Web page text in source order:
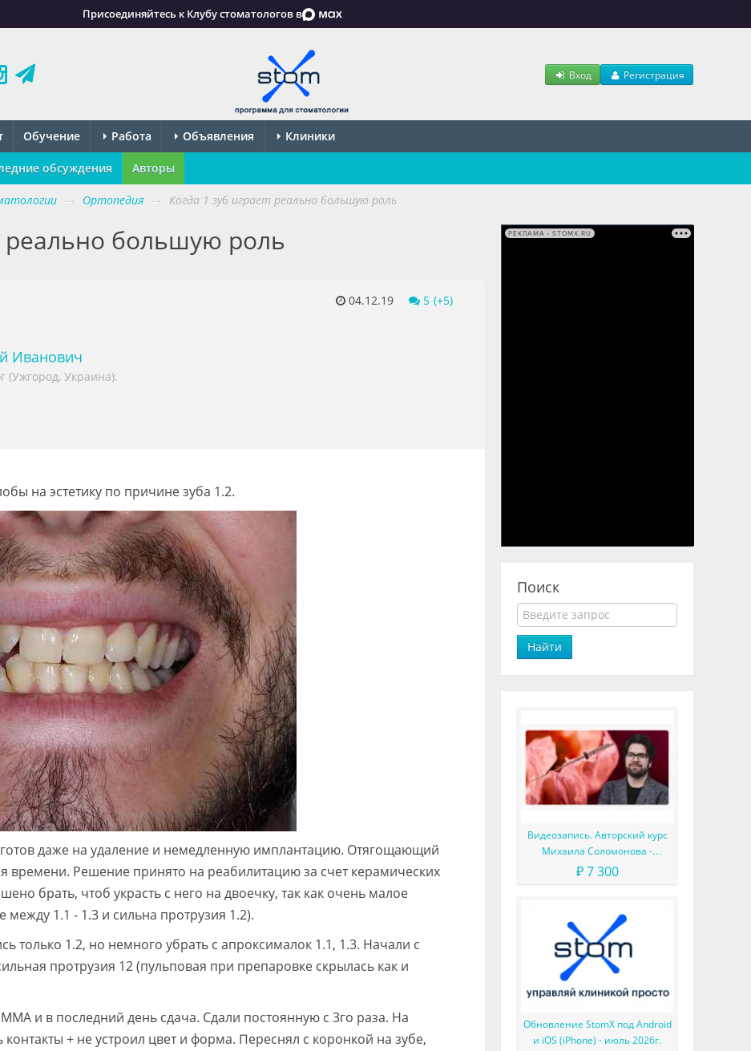
Присоединяйтесь к Клубу стоматологов в
Вход Регистрация
Обучение Работа Объявления Клиники
обсуждения Авторы
→ Ортопедия → Когда 1 зуб играет реально большую роль
реально большую роль
04.12.19
5
Иванович
(Ужгород, Украина).
на эстетику по причине зуба 1.2.
готов даже на удаление и немедленную имплантацию. Отягощающий
времени. Решение принято на реабилитацию за счет керамических
брать, чтоб украсть с него на двоечку, так как очень малое
между 1.1 - 1.3 и сильна протрузия 1.2).
только 1.2, но немного убрать с апроксималок 1.1, 1.3. Начали с
протрузия 12 (пульповая при препаровке скрылась как и
и в последний день сдача. Сдали постоянную с 3го раза. На
+ не устроил цвет и форма. Переснял с коронкой на зубе,
РЕКЛАМА • STOMX.RU
Поиск
Найти
Видеозапись. Авторский курс
Михаила Соломонова -
Сложные случаи в эндодонтии
₽ 7 300
Обновление StomX под Android
и iOS (iPhone) - июль 2026г.